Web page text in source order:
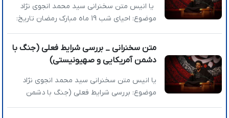
است؟ » انقلاب ما به […]
یا انیس متن سخنرانی سید محمد انجوی نژاد
موضوع: احیای شب 19 ماه مبارک رمضان تاریخ:
جهان باعث ظهور منجی می‌­شود، ظلم قانونی و
نهادینه شده است » معنای حقیقی انتظار، اضطرار
است » این روزها چه کسانی خط شکن هستند؟
ان‌شاءالله که […]
متن سخنرانی _ بررسی شرایط فعلی (جنگ با
دشمن آمریکایی و صهیونیستی)
یا انیس متن سخنرانی سید محمد انجوی نژاد
موضوع: بررسی شرایط فعلی (جنگ با دشمن